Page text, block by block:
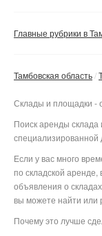
Без
Главные рубрики в
Тамбовская область
Склады и площадки -
Поиск аренды склада
специализированной
Если у вас много
по складской
объявления о
вы можете найти или
Почему это лучше